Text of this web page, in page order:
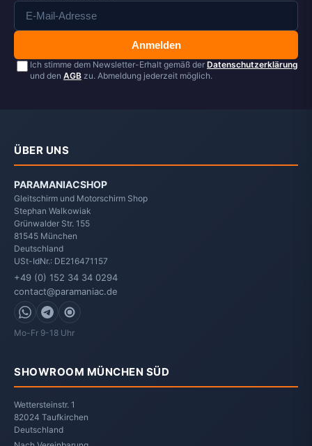
Anmelden
Ich stimme dem Newsletter-Erhalt gemäß der Datenschutzerklärung
und den AGB zu. Abmeldung jederzeit möglich.
ÜBER UNS
PARAMANIACSHOP
Gleitschirm und Motorschirm Shop
Stephan Walkowiak
Grünwalder Str. 155
81545 München
Deutschland
USt-IdNr.: DE216471157
+49 (0) 152 34 34 0294
contact@paramaniac.de
WhatsApp
Telegram
Signal
Mo-Fr 9-18 Uhr
SHOWROOM MÜNCHEN SÜD
Wettersteinstr. 1
82024 Taufkirchen
Deutschland